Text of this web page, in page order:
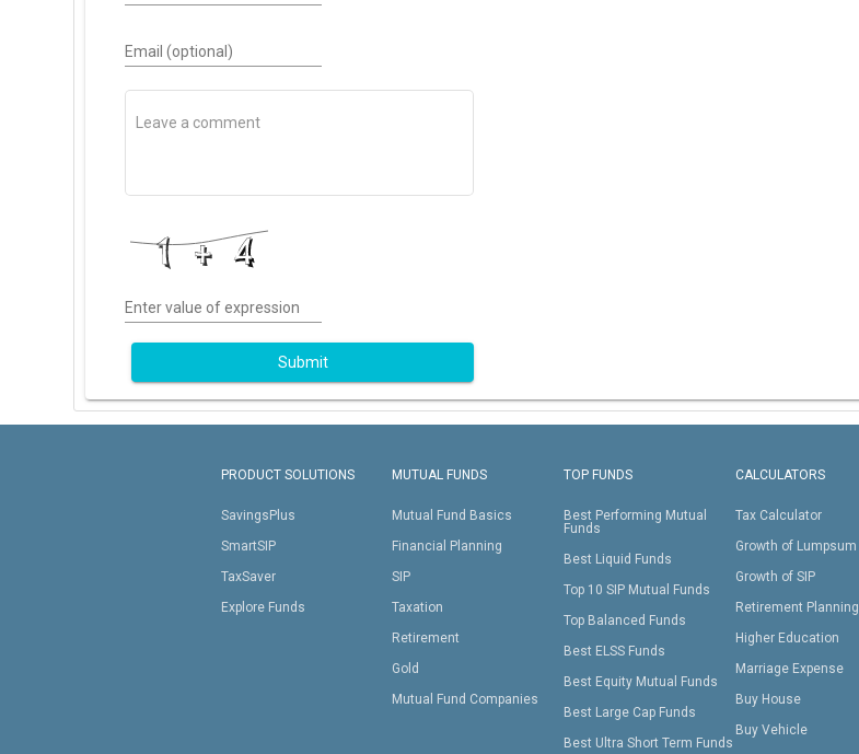
Email (optional)
Enter value of expression
Submit
PRODUCT SOLUTIONS
SavingsPlus
SmartSIP
TaxSaver
Explore Funds
MUTUAL FUNDS
Mutual Fund Basics
Financial Planning
SIP
Taxation
Retirement
Gold
Mutual Fund Companies
TOP FUNDS
Best Performing Mutual
Funds
Best Liquid Funds
Top 10 SIP Mutual Funds
Top Balanced Funds
Best ELSS Funds
Best Equity Mutual Funds
Best Large Cap Funds
Best Ultra Short Term Funds
CALCULATORS
Tax Calculator
Growth of Lumpsum
Growth of SIP
Retirement Planning
Higher Education
Marriage Expense
Buy House
Buy Vehicle